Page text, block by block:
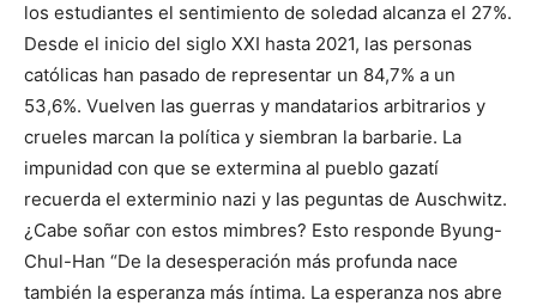
los estudiantes el sentimiento de soledad alcanza el 27%.
Desde el inicio del siglo XXI hasta 2021, las personas
católicas han pasado de representar un 84,7% a un
53,6%. Vuelven las guerras y mandatarios arbitrarios y
crueles marcan la política y siembran la barbarie. La
impunidad con que se extermina al pueblo gazatí
recuerda el exterminio nazi y las peguntas de Auschwitz.
¿Cabe soñar con estos mimbres? Esto responde Byung-
Chul-Han “De la desesperación más profunda nace
también la esperanza más íntima. La esperanza nos abre